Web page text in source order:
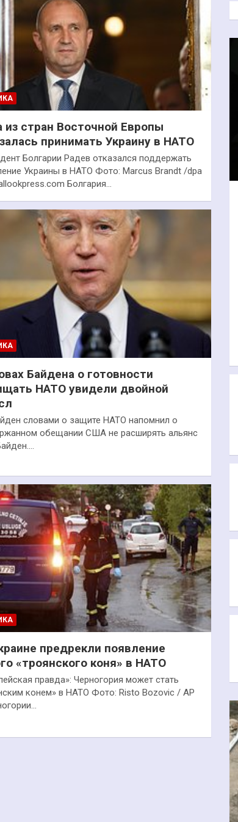
из стран Восточной Европы
принимать Украину в НАТО
Болгарии Радев отказался поддержать
Украины в НАТО Фото: Marcus Brandt /dpa
Болгария…
Байдена о готовности
НАТО увидели двойной
словами о защите НАТО напомнил о
обещании США не расширять альянс
предрекли появление
«троянского коня» в НАТО
правда»: Черногория может стать
конем» в НАТО Фото: Risto Bozovic / AP